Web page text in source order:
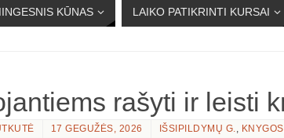
KŪNAS LAIKO PATIKRINTI KURSAI
rašyti ir leisti
17 GEGUŽĖS, 2026 IŠSIPILDYMŲ G., KNYGOS